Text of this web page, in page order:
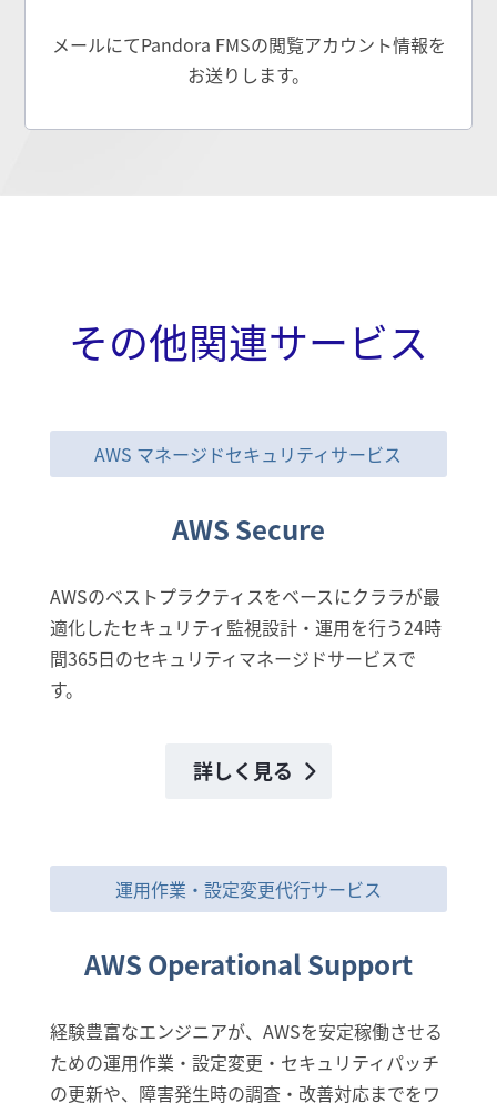
メールにてPandora FMSの閲覧アカウント情報を
お送りします。
その他関連サービス
AWS マネージドセキュリティサービス
AWS Secure
AWSのベストプラクティスをベースにクララが最
適化したセキュリティ監視設計・運用を行う24時
間365日のセキュリティマネージドサービスで
す。
詳しく見る
運用作業・設定変更代行サービス
AWS Operational Support
経験豊富なエンジニアが、AWSを安定稼働させる
ための運用作業・設定変更・セキュリティパッチ
の更新や、障害発生時の調査・改善対応までをワ